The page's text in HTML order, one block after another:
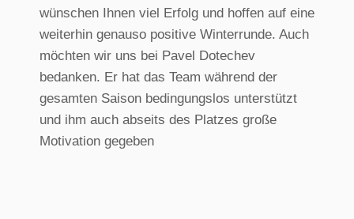
wünschen Ihnen viel Erfolg und hoffen auf eine
weiterhin genauso positive Winterrunde. Auch
möchten wir uns bei Pavel Dotechev
bedanken. Er hat das Team während der
gesamten Saison bedingungslos unterstützt
und ihm auch abseits des Platzes große
Motivation gegeben